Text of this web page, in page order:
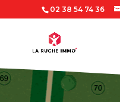
02 38 54 74 36